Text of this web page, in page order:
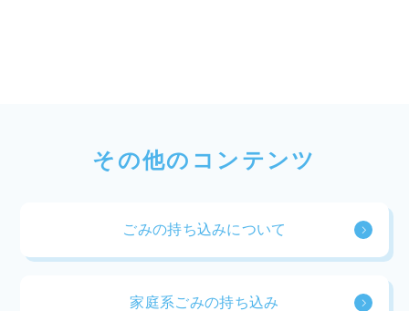
その他のコンテンツ
ごみの持ち込みについて
家庭系ごみの持ち込み